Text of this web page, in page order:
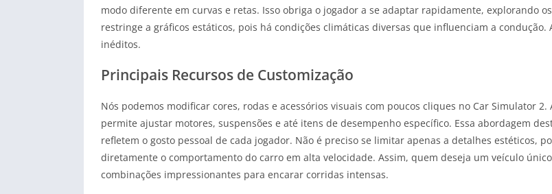
modo diferente em curvas e retas. Isso obriga o jogador a se adaptar rapidamente, explorando
restringe a gráficos estáticos, pois há condições climáticas diversas que influenciam a
inéditos.
Principais Recursos de Customização
Nós podemos modificar cores, rodas e acessórios visuais com poucos cliques no Car Simulator
permite ajustar motores, suspensões e até itens de desempenho específico. Essa abordagem
refletem o gosto pessoal de cada jogador. Não é preciso se limitar apenas a detalhes estéticos,
diretamente o comportamento do carro em alta velocidade. Assim, quem deseja um veículo
combinações impressionantes para encarar corridas intensas.